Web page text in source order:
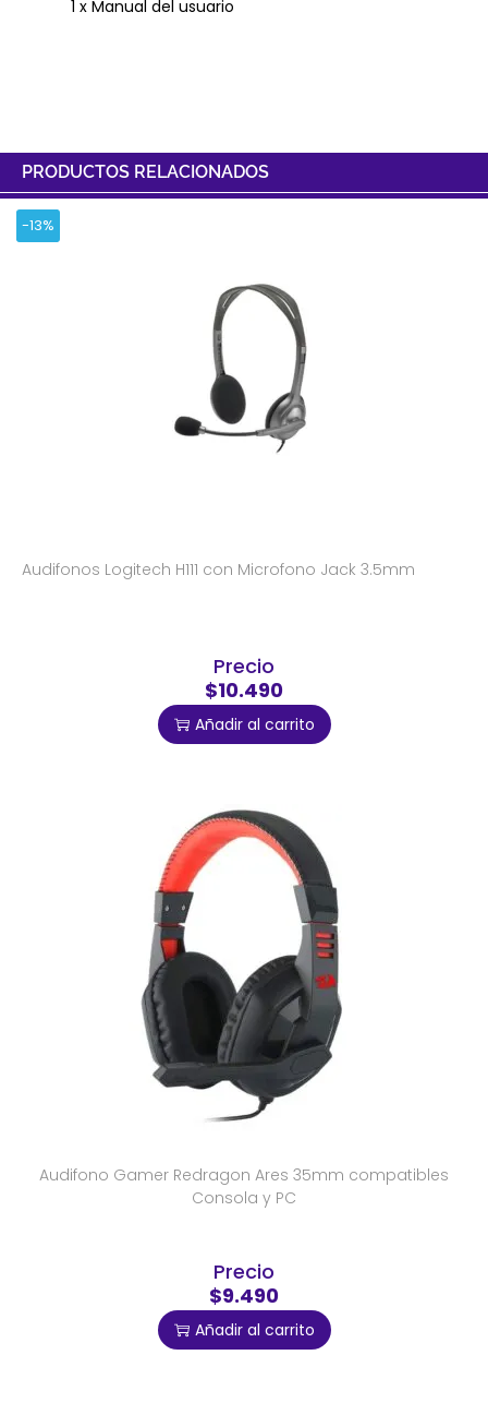
1 x Manual del usuario
PRODUCTOS RELACIONADOS
-13%
Audifonos Logitech H111 con Microfono Jack 3.5mm
Precio
$10.490
Añadir al carrito
Audifono Gamer Redragon Ares 35mm compatibles
Consola y PC
Precio
$9.490
Añadir al carrito